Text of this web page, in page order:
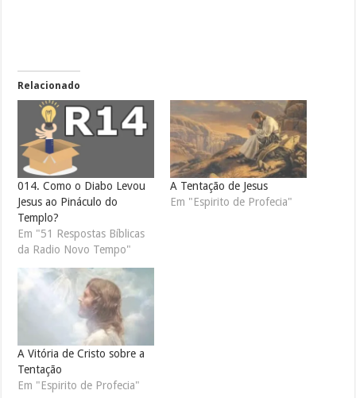
Relacionado
014. Como o Diabo Levou
Jesus ao Pináculo do
Templo?
Em "51 Respostas Bíblicas
da Radio Novo Tempo"
A Tentação de Jesus
Em "Espirito de Profecia"
A Vitória de Cristo sobre a
Tentação
Em "Espirito de Profecia"